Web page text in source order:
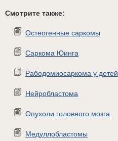
Смотрите также:
Остеогенные саркомы
Саркома Юинга
Рабодомиосаркома у детей
Нейробластома
Опухоли головного мозга
Медуллобластомы